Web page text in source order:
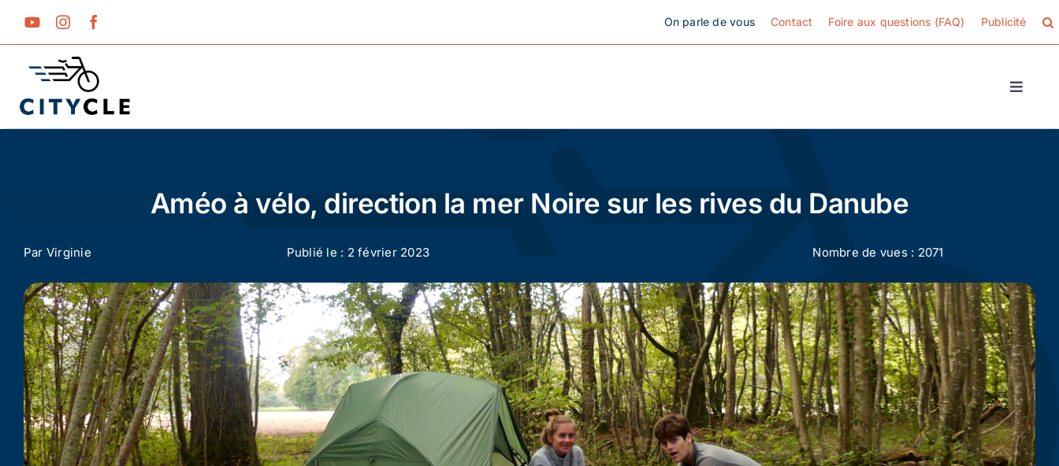
On parle de vous Contact Foire aux questions (FAQ) Publicité
Toggle
Cyclotourisme
Conseils
Actualité
Ecologie
Améo à vélo, direction la mer Noire sur les rives du Danube
Par Virginie Publié le : 2 février 2023 Nombre de vues : 2071